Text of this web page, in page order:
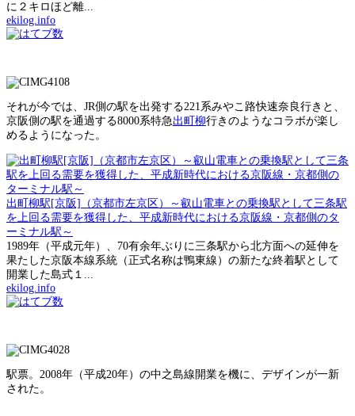
に２キロほど離...
ekilog.info
それが今では、JR側の駅を出発する221系みやこ路快速奈良行きと、
京阪側の駅を通過する8000系特急出町柳行きのようなコラボが楽し
めるようになった。
出町柳駅[京阪]（京都市左京区）～叡山電車との乗換駅として三条駅
を上回る需要を獲得した、平成新時代における京阪線・京都側のタ
ーミナル駅～
1989年（平成元年）、70有余年ぶりに三条駅から北方面への延伸を
果たした京阪本線系統（正式名称は鴨東線）の新たな終着駅として
開業した島式１...
ekilog.info
駅票。2008年（平成20年）の中之島線開業を機に、デザインが一新
された。